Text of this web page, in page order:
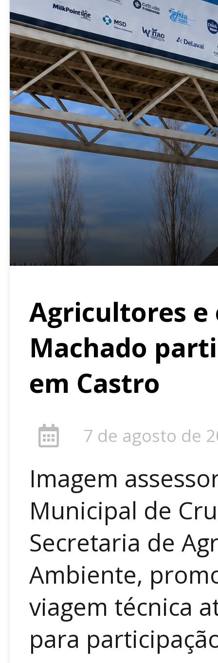
Agricultores e
Machado
em Castro
7 de agosto de
Imagem
Municipal de
Secretaria de
Ambiente,
viagem técnica
para